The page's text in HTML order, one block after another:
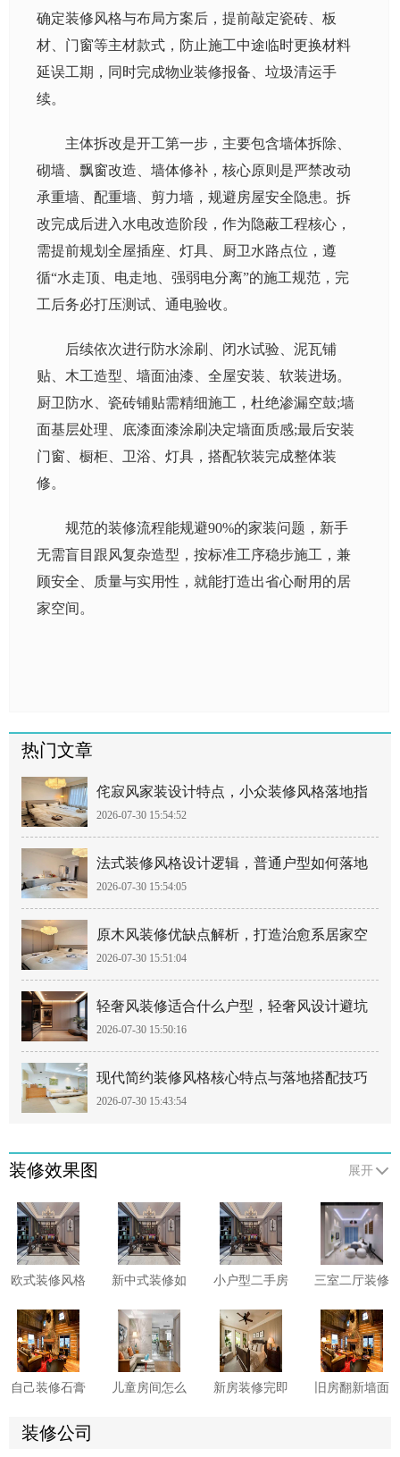
确定装修风格与布局方案后，提前敲定瓷砖、板
材、门窗等主材款式，防止施工中途临时更换材料
延误工期，同时完成物业装修报备、垃圾清运手
续。
主体拆改是开工第一步，主要包含墙体拆除、
砌墙、飘窗改造、墙体修补，核心原则是严禁改动
承重墙、配重墙、剪力墙，规避房屋安全隐患。拆
改完成后进入水电改造阶段，作为隐蔽工程核心，
需提前规划全屋插座、灯具、厨卫水路点位，遵
循“水走顶、电走地、强弱电分离”的施工规范，完
工后务必打压测试、通电验收。
后续依次进行防水涂刷、闭水试验、泥瓦铺
贴、木工造型、墙面油漆、全屋安装、软装进场。
厨卫防水、瓷砖铺贴需精细施工，杜绝渗漏空鼓;墙
面基层处理、底漆面漆涂刷决定墙面质感;最后安装
门窗、橱柜、卫浴、灯具，搭配软装完成整体装
修。
规范的装修流程能规避90%的家装问题，新手
无需盲目跟风复杂造型，按标准工序稳步施工，兼
顾安全、质量与实用性，就能打造出省心耐用的居
家空间。
热门文章
侘寂风家装设计特点，小众装修风格落地指
南
2026-07-30 15:54:52
法式装修风格设计逻辑，普通户型如何落地
法式风
2026-07-30 15:54:05
原木风装修优缺点解析，打造治愈系居家空
间
2026-07-30 15:51:04
轻奢风装修适合什么户型，轻奢风设计避坑
要点
2026-07-30 15:50:16
现代简约装修风格核心特点与落地搭配技巧
2026-07-30 15:43:54
装修效果图 展开
欧式装修风格
意的？
新中式装修如
统与现代元
素?
小户型二手房
手房收房注意
事项须知
三室二厅装修
防水施工细
节?这6点先看
一看
自己装修石膏
两大方法供你
儿童房间怎么
新房装修完即
旧房翻新墙面
装修公司